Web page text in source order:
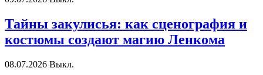
Тайны закулисья: как сценография и
костюмы создают магию Ленкома
08.07.2026 Выкл.